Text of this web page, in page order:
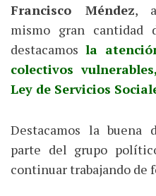
Francisco Méndez,
mismo gran cantidad
destacamosla
colectivos
Ley de Servicios
Destacamos la buena
parte del grupo
continuar trabajando de